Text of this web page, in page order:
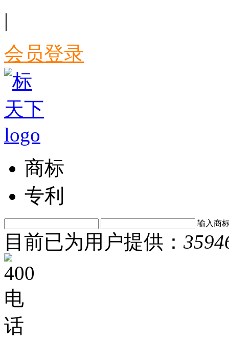
|
会员登录
商标
专利
输入商
目前已为用户提供：